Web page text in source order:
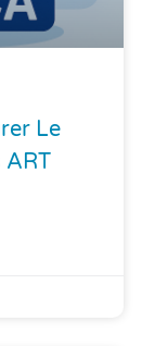
Le
ART